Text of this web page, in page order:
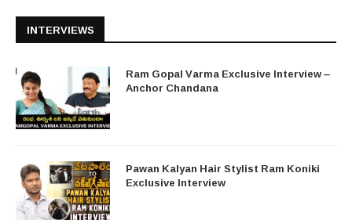
INTERVIEWS
Ram Gopal Varma Exclusive Interview –
Anchor Chandana
Pawan Kalyan Hair Stylist Ram Koniki
Exclusive Interview